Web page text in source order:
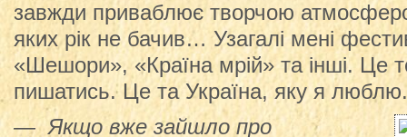
завжди приваблює творчою
яких рік не бачив… Узагалі мені
«Шешори», «Країна мрій» та інші. Це
пишатись. Це та Україна, яку я
— Якщо вже зайшло про